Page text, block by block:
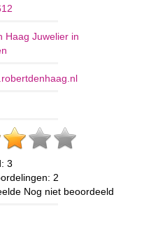
Haag Juwelier in
3
2
Nog niet beoordeeld